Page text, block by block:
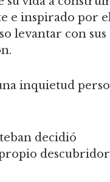
e inspirado por
levantar con sus
inquietud
decidió